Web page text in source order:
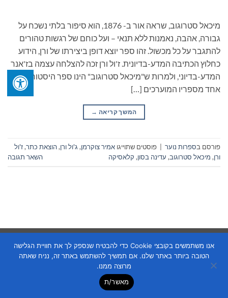
מיכאל סטרוגוב, שראה אור ב- 1876, הוא סיפור בלתי נשכח על
גבורה, אהבה, נאמנות ללא תנאי – ועל כוחם של רגשות טהורים
להתגבר על כל מכשול. זהו ספר יוצא דופן ביצירתו של ורן, הידוע
כחלוץ הכתיבה המדע-בדיונית. ז'ול ורן זכה להצלחה עצמה בז'אנר
המדע-בדיוני, ולמרות ש"מיכאל סטרוגוב" הינו ספר היסטורי – הוא
אחד מספריו המוערכים […]
המשך קריאה →
פורסם בספרות נוער פוסטים שתוייגו אמיר צוקרמן, ג'ול ורן,הוצאת כתר,ז'ול
ורן, מיכאל סטרוגוב, עדינה בסון, קלאסיקה השאר תגובה
אנו משתמשים בקובצי Cookie כדי להבטיח שנספק לך את חוויית הגלישה
הטובה ביותר באתר שלנו. אם תמשיך להשתמש באתר זה, נניח שאתה
מרוצה ממנו.
מאשר/ת